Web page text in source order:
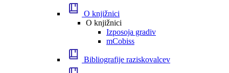
O knjižnici
O knjižnici
Izposoja gradiv
mCobiss
Bibliografije raziskovalcev